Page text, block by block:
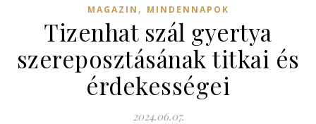
MAGAZIN , MINDENNAPOK
Tizenhat szál gyertya
szereposztásának titkai és
érdekességei
2024.06.07.